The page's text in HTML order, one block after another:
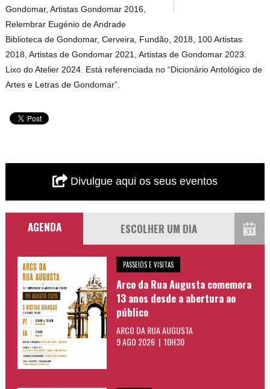
Gondomar, Artistas Gondomar 2016,
Relembrar Eugénio de Andrade
Biblioteca de Gondomar, Cerveira, Fundão, 2018, 100 Artistas
2018, Artistas de Gondomar 2021, Artistas de Gondomar 2023.
Lixo do Atelier 2024. Está referenciada no “Dicionário Antológico de
Artes e Letras de Gondomar”.
Divulgue aqui os seus eventos
AGENDA
PASSEIOS E VISITAS
Arco da Rua Augusta comemora
13 anos desde a abertura ao
público
ARCO DA RUA AUGUSTA
9 AGO 2026 | 10H30